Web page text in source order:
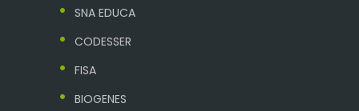
SNA EDUCA
CODESSER
FISA
BIOGENES